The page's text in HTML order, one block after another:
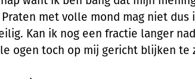
met volle mond mag niet dus
Kan ik nog een fractie langer
ogen toch op mij gericht blijken te